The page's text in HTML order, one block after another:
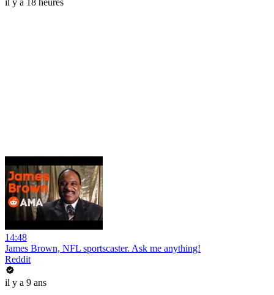
il y a 18 heures
14:48
James Brown, NFL sportscaster. Ask me anything!
Reddit
il y a 9 ans